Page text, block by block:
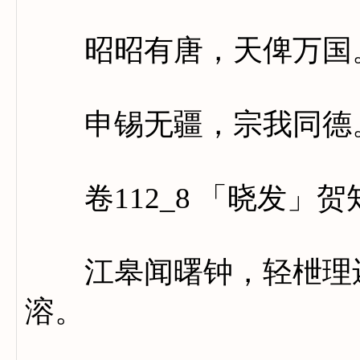
昭昭有唐，天俾万国
申锡无疆，宗我同德
卷112_8 「晓发」贺
江皋闻曙钟，轻枻理
溶。